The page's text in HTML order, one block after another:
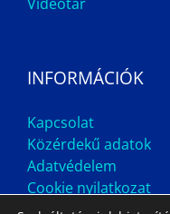
INFORMÁCIÓK
Kapcsolat
Közérdekű adatok
Adatvédelem
Cookie nyilatkozat